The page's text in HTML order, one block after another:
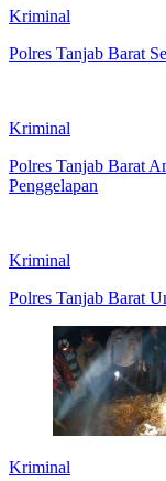
Kriminal
Polres Tanjab Barat
Kriminal
Polres Tanjab Barat
Penggelapan
Kriminal
Polres Tanjab Barat
Kriminal